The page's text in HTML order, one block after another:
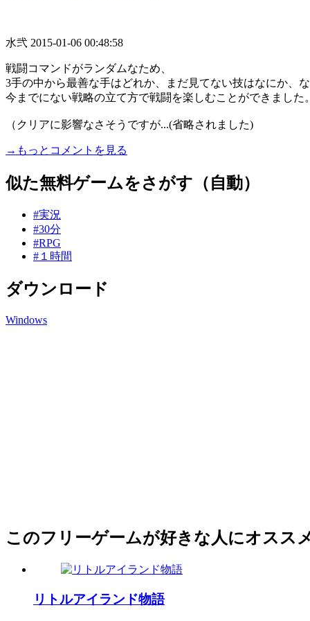
水弐 2015-01-06 00:48:58
戦闘コマンドがランダムなため、
3手の中から最善な手はどれか、まだ見てない技はなにか、な
今までにない戦略の立て方で戦闘を楽しむことができました。
（クリアに影響なさそうですが...(省略されました)
→もっとコメントを見る
似た無料ゲームをさがす（自動）
#実況
#30分
#RPG
#１時間
ダウンロード
Windows
このフリーゲームが好きな人にオスス
リトルアイランド物語